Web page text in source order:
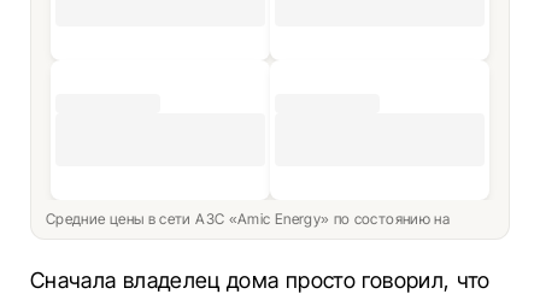
Средние цены в сети АЗС «Amic Energy» по состоянию на
Сначала владелец дома просто говорил, что